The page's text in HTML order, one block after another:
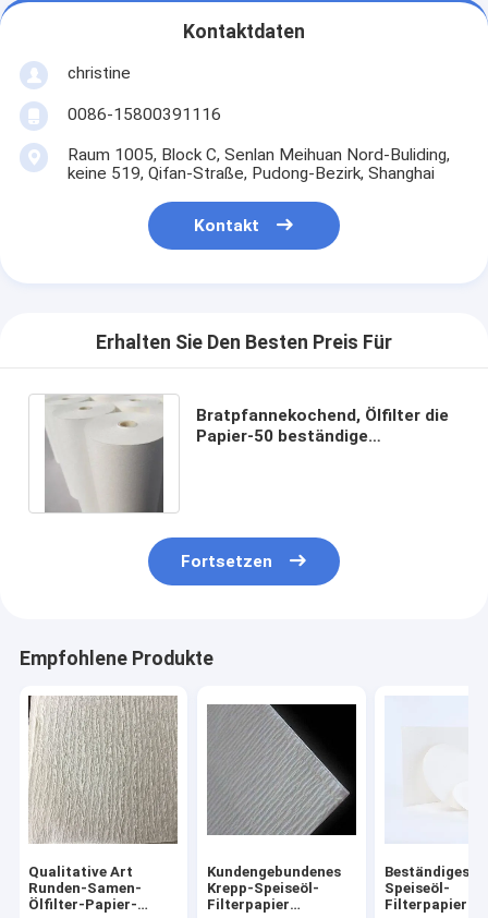
Kontaktdaten
christine
0086-15800391116
Raum 1005, Block C, Senlan Meihuan Nord-Buliding,
keine 519, Qifan-Straße, Pudong-Bezirk, Shanghai
Kontakt
Erhalten Sie Den Besten Preis Für
Bratpfannekochend, Ölfilter die
Papier-50 beständige
Fortsetzen
Empfohlene Produkte
Qualitative Art
Runden-Samen-
Ölfilter-Papier-
Kundengebundenes
Krepp-Speiseöl-
Filterpapier
Beständiges
Speiseöl-
Filterpapier-